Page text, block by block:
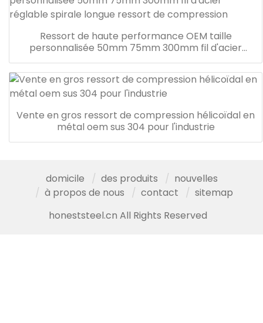
Ressort de haute performance OEM taille
personnalisée 50mm 75mm 300mm fil d'acier
réglable spirale longue ressort de compression
Vente en gros ressort de compression hélicoïdal en
métal oem sus 304 pour l'industrie
domicile des produits
nouvelles
à propos de nous
contact
sitemap
honeststeel.cn All Rights Reserved